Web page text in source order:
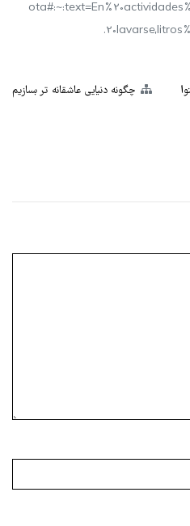
چگونه دنیایی عاشقانه تر بسازیم